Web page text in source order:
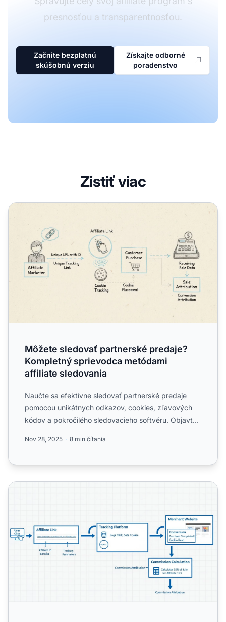
presnosťou a transparentnosťou.
Začnite bezplatnú
skúšobnú verziu
Získajte odborné
poradenstvo
Zistiť viac
Môžete sledovať partnerské predaje? Kompletný
Môžete sledovať partnerské predaje?
Kompletný sprievodca metódami
affiliate sledovania
Naučte sa efektívne sledovať partnerské predaje
pomocou unikátnych odkazov, cookies, zľavových
kódov a pokročilého sledovacieho softvéru. Objavte
Nov 28, 2025 8 min čítania
Čo je sledovací odkaz v affiliate marketingu?